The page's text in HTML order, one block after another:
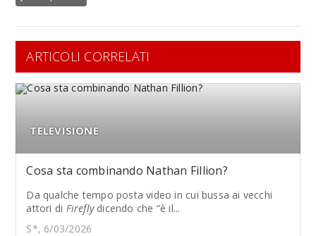
ARTICOLI CORRELATI
TELEVISIONE
Cosa sta combinando Nathan Fillion?
Da qualche tempo posta video in cui bussa ai vecchi
attori di Fireflydicendo che “è il...
S*, 6/03/2026